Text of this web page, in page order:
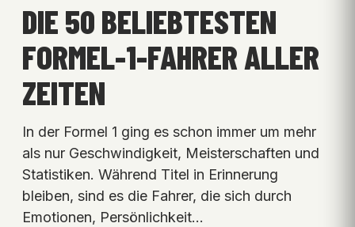
DIE 50 BELIEBTESTEN
FORMEL-1-FAHRER ALLER
ZEITEN
In der Formel 1 ging es schon immer um mehr
als nur Geschwindigkeit, Meisterschaften und
Statistiken. Während Titel in Erinnerung
bleiben, sind es die Fahrer, die sich durch
Emotionen, Persönlichkeit…